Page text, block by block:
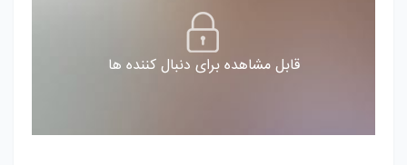
قابل مشاهده برای دنبال کننده ها